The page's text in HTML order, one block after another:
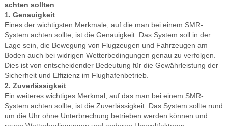
achten sollten
1. Genauigkeit
Eines der wichtigsten Merkmale, auf die man bei einem SMR-
System achten sollte, ist die Genauigkeit. Das System soll in der
Lage sein, die Bewegung von Flugzeugen und Fahrzeugen am
Boden auch bei widrigen Wetterbedingungen genau zu verfolgen.
Dies ist von entscheidender Bedeutung für die Gewährleistung der
Sicherheit und Effizienz im Flughafenbetrieb.
2. Zuverlässigkeit
Ein weiteres wichtiges Merkmal, auf das man bei einem SMR-
System achten sollte, ist die Zuverlässigkeit. Das System sollte rund
um die Uhr ohne Unterbrechung betrieben werden können und